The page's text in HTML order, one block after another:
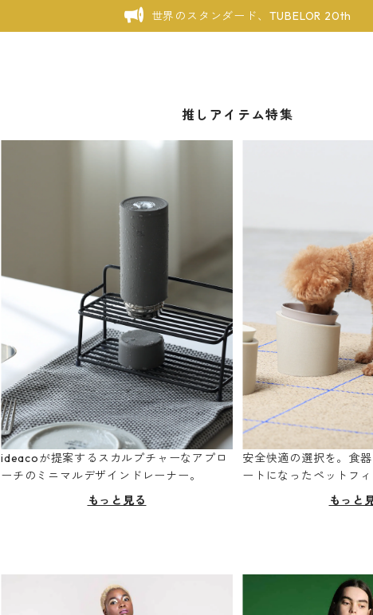
世界のスタンダード、TUBELOR 20th
推しアイテム特集
ideacoが提案するスカルプチャーなアプロ
ーチのミニマルデザインドレーナー。
もっと見る
安全快適の選択を。食
ートになったペットフィ
もっと